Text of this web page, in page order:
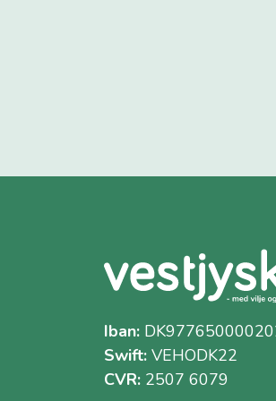
Iban:
Swift:VEHODK22
CVR:2507 6079